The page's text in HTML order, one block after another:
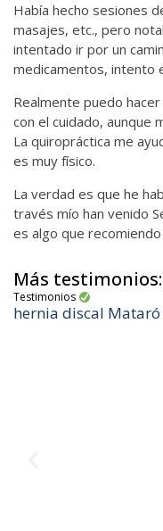
Había hecho sesiones
masajes, etc., pero
intentado ir por un
medicamentos, intento
Realmente puedo
con el cuidado, aunque
La quiropráctica me
es muy físico.
La verdad es que he
través mío han venido
es algo que
Más testimonios:
Testimonios
hernia discal